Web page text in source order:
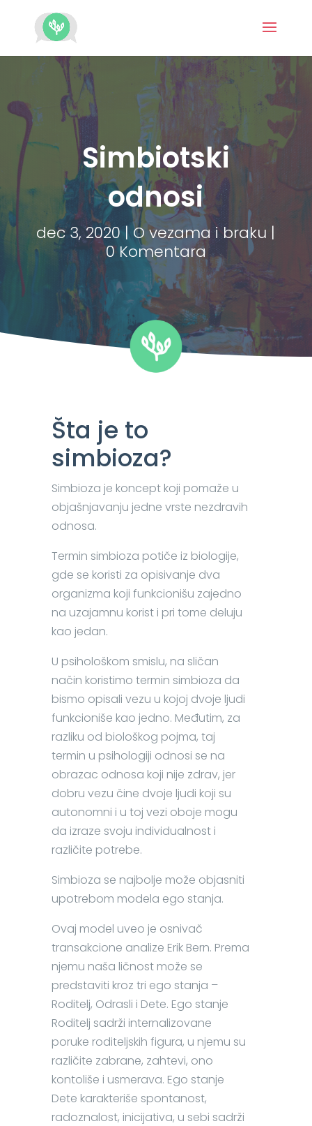
Simbiotski
odnosi
dec 3, 2020|O vezama i braku |
0 Komentara
Šta je to
simbioza?
Simbioza je koncept koji pomaže u
objašnjavanju jedne vrste nezdravih
odnosa.
Termin simbioza potiče iz biologije,
gde se koristi za opisivanje dva
organizma koji funkcionišu zajedno
na uzajamnu korist i pri tome deluju
kao jedan.
U psihološkom smislu, na sličan
način koristimo termin simbioza da
bismo opisali vezu u kojoj dvoje ljudi
funkcioniše kao jedno. Međutim, za
razliku od biološkog pojma, taj
termin u psihologiji odnosi se na
obrazac odnosa koji nije zdrav, jer
dobru vezu čine dvoje ljudi koji su
autonomni i u toj vezi oboje mogu
da izraze svoju individualnost i
različite potrebe.
Simbioza se najbolje može objasniti
upotrebom modela ego stanja.
Ovaj model uveo je osnivač
transakcione analize Erik Bern. Prema
njemu naša ličnost može se
predstaviti kroz tri ego stanja –
Roditelj, Odrasli i Dete. Ego stanje
Roditelj sadrži internalizovane
poruke roditeljskih figura, u njemu su
različite zabrane, zahtevi, ono
kontoliše i usmerava. Ego stanje
Dete karakteriše spontanost,
radoznalost, inicijativa, u sebi sadrži